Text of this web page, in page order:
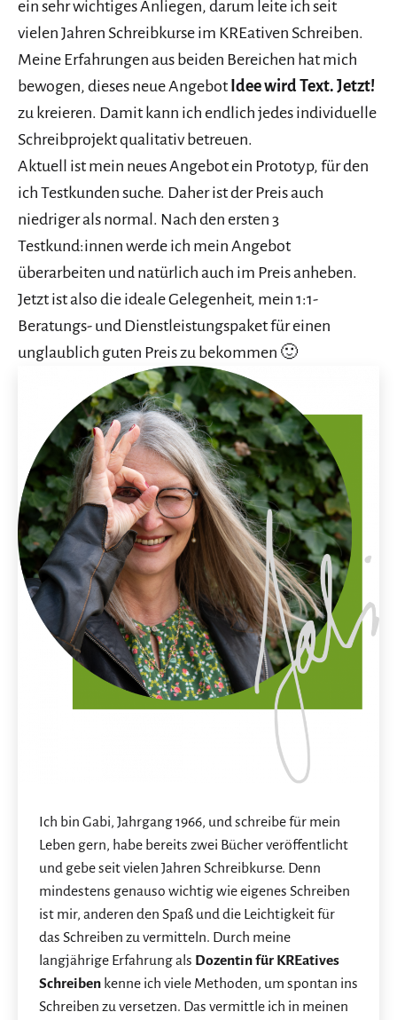
ein sehr wichtiges Anliegen, darum leite ich seit
vielen Jahren Schreibkurse im KREativen Schreiben.
Meine Erfahrungen aus beiden Bereichen hat mich
bewogen, dieses neue Angebot Idee wird Text. Jetzt!
zu kreieren. Damit kann ich endlich jedes individuelle
Schreibprojekt qualitativ betreuen.
Aktuell ist mein neues Angebot ein Prototyp, für den
ich Testkunden suche. Daher ist der Preis auch
niedriger als normal. Nach den ersten 3
Testkund:innen werde ich mein Angebot
überarbeiten und natürlich auch im Preis anheben.
Jetzt ist also die ideale Gelegenheit, mein 1:1-
Beratungs- und Dienstleistungspaket für einen
unglaublich guten Preis zu bekommen 🙂
Ich bin Gabi, Jahrgang 1966, und schreibe für mein
Leben gern, habe bereits zwei Bücher veröffentlicht
und gebe seit vielen Jahren Schreibkurse. Denn
mindestens genauso wichtig wie eigenes Schreiben
ist mir, anderen den Spaß und die Leichtigkeit für
das Schreiben zu vermitteln. Durch meine
langjährige Erfahrung als Dozentin für KREatives
Schreiben kenne ich viele Methoden, um spontan ins
Schreiben zu versetzen. Das vermittle ich in meinen